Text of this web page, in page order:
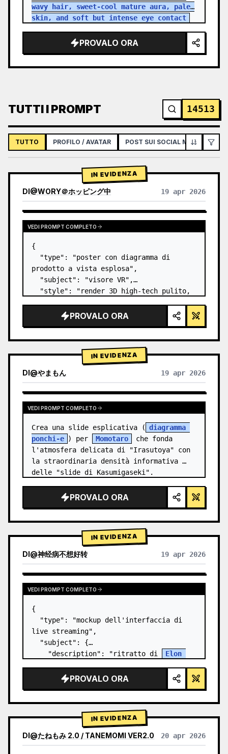
wavy hair, sweet-cool mature aura, pale
skin, and soft but intense eye contact
PROVALO ORA
TUTTI I PROMPT 14513
TUTTO PROFILO / AVATAR POST SUI SOCIAL MEDIA
IN EVIDENZA
DI@WORY＠ホッピング中 19 apr 2026
VEDI PROMPT COMPLETO
{
  "type": "poster con diagramma di
prodotto a vista esplosa",
  "subject": "visore VR",
  "style": "render 3D high-tech pulito,
luminosi",
  "background": "{argument
default=\"sfumatura tenue viola e…
PROVALO ORA
IN EVIDENZA
DI@やまもん 19 apr 2026
VISUALIZZA RISULTATI DI ALTRI MODELLI
VEDI PROMPT COMPLETO
Crea una slide esplicativa ( diagramma
ponchi-e ) per Momotaro
che fonda
l'atmosfera delicata di "Irasutoya" con
la straordinaria densità informativa
delle "slide di Kasumigaseki".
PROVALO ORA
IN EVIDENZA
DI@神经病不想好转 19 apr 2026
VEDI PROMPT COMPLETO
{
  "type": "mockup dell'interfaccia di
live streaming",
  "subject": {
    "description": "ritratto di
Elon
shirt nera con una grafica tecnica
schematica bianca",
PROVALO ORA
IN EVIDENZA
DI@たねもみ 2.0 / TANEMOMI VER2.0 20 apr 2026